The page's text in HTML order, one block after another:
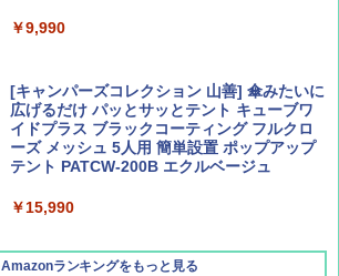
￥1,760
￥1,540
￥9,990
[キャンパーズコレクション 山善] 傘みたいに
広げるだけ パッとサッとテント キューブワ
イドプラス ブラックコーティング フルクロ
ーズ メッシュ 5人用 簡単設置 ポップアップ
テント PATCW-200B エクルベージュ
￥15,990
Amazonランキングをもっと見る